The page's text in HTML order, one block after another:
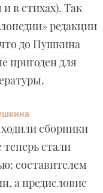
в стихах). Так
редакции
до Пушкина
пригоден для
сборники
стали
составителем
а предисловие